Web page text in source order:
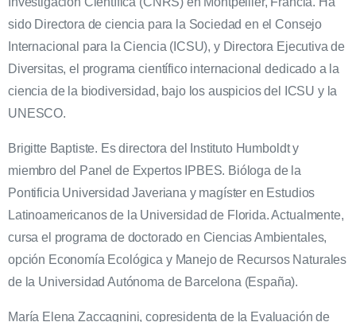
sido Directora de ciencia para la Sociedad en el Consejo
Internacional para la Ciencia (ICSU), y Directora Ejecutiva de
Diversitas, el programa científico internacional dedicado a la
ciencia de la biodiversidad, bajo los auspicios del ICSU y la
UNESCO.
Brigitte Baptiste. Es directora del Instituto Humboldt y
miembro del Panel de Expertos IPBES. Bióloga de la
Pontificia Universidad Javeriana y magíster en Estudios
Latinoamericanos de la Universidad de Florida. Actualmente,
cursa el programa de doctorado en Ciencias Ambientales,
opción Economía Ecológica y Manejo de Recursos Naturales
de la Universidad Autónoma de Barcelona (España).
María Elena Zaccagnini, copresidenta de la Evaluación de